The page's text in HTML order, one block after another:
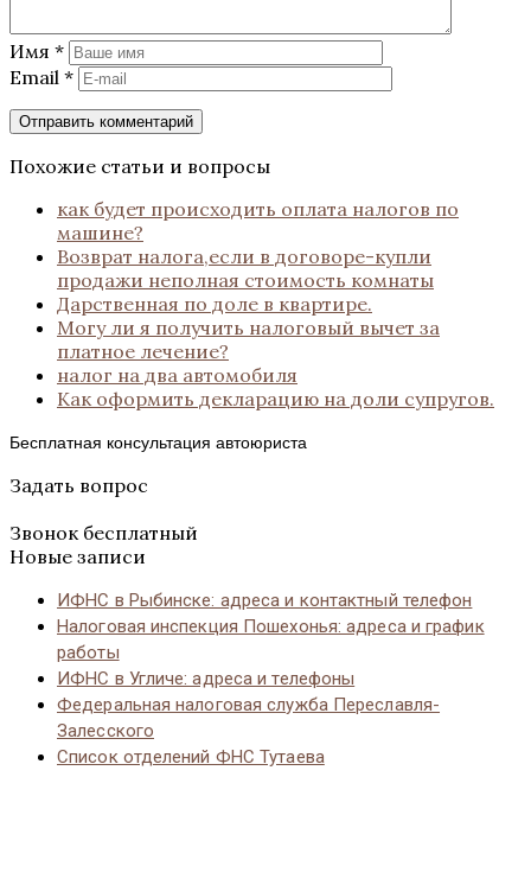
Имя *
Email *
Похожие статьи и вопросы
как будет происходить оплата налогов по
машине?
Возврат налога,если в договоре-купли
продажи неполная стоимость комнаты
Дарственная по доле в квартире.
Могу ли я получить налоговый вычет за
платное лечение?
налог на два автомобиля
Как оформить декларацию на доли супругов.
Бесплатная консультация автоюриста
Задать вопрос
Звонок бесплатный
Новые записи
ИФНС в Рыбинске: адреса и контактный телефон
Налоговая инспекция Пошехонья: адреса и график
работы
ИФНС в Угличе: адреса и телефоны
Федеральная налоговая служба Переславля-
Залесского
Список отделений ФНС Тутаева